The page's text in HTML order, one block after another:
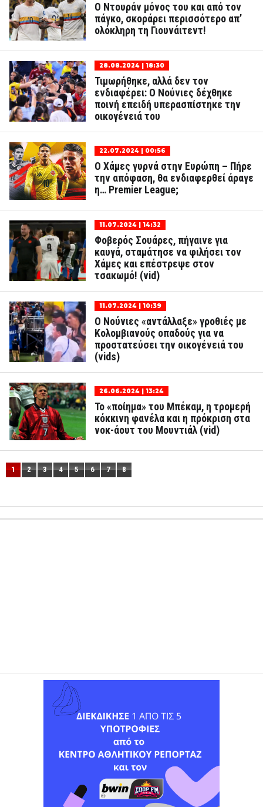
Ο Ντουράν μόνος του και από τον
πάγκο, σκοράρει περισσότερο απ’
ολόκληρη τη Γιουνάιτεντ!
28.08.2024 | 18:30
Τιμωρήθηκε, αλλά δεν τον
ενδιαφέρει: Ο Νούνιες δέχθηκε
ποινή επειδή υπερασπίστηκε την
οικογένειά του
22.07.2024 | 00:56
Ο Χάμες γυρνά στην Ευρώπη – Πήρε
την απόφαση, θα ενδιαφερθεί άραγε
η… Premier League;
11.07.2024 | 14:32
Φοβερός Σουάρες, πήγαινε για
καυγά, σταμάτησε να φιλήσει τον
Χάμες και επέστρεψε στον
τσακωμό! (vid)
11.07.2024 | 10:39
Ο Νούνιες «αντάλλαξε» γροθιές με
Κολομβιανούς οπαδούς για να
προστατεύσει την οικογένειά του
(vids)
26.06.2024 | 13:24
Το «ποίημα» του Μπέκαμ, η τρομερή
κόκκινη φανέλα και η πρόκριση στα
νοκ-άουτ του Μουντιάλ (vid)
1 2 3 4 5 6 7 8